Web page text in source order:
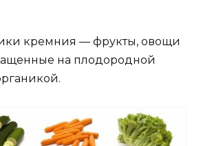
кремния — фрукты, овощи
на плодородной